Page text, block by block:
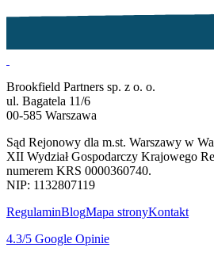
Brookfield Partners sp. z o. o.
ul. Bagatela 11/6
00-585 Warszawa
Sąd Rejonowy dla m.st. Warszawy w
XII Wydział Gospodarczy Krajowego
numerem KRS 0000360740.
NIP: 1132807119
RegulaminBlogMapa stronyKontakt
4.3/5 Google Opinie